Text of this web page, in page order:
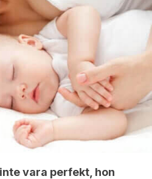
vara perfekt, hon